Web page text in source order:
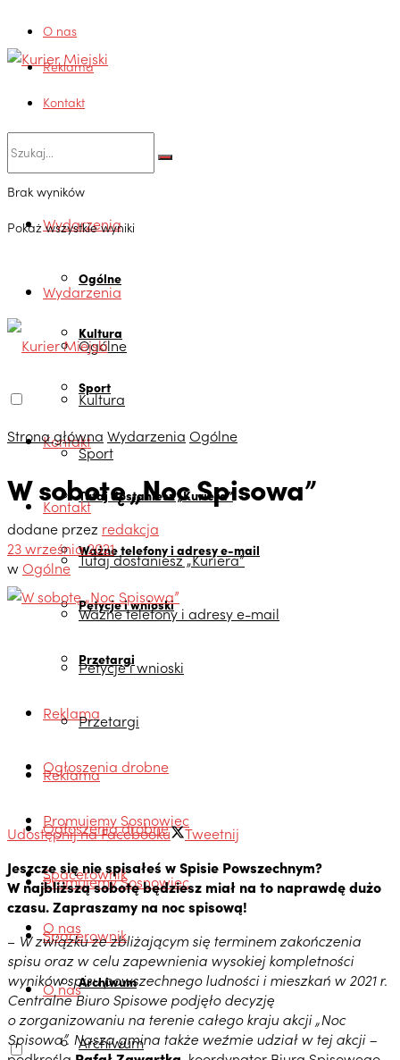
O nas
Reklama
Kontakt
Brak wyników
Pokaż wszystkie wyniki
Wydarzenia
Ogólne
Kultura
Sport
Kontakt
Tutaj dostaniesz „Kuriera”
Ważne telefony i adresy e-mail
Petycje i wnioski
Przetargi
Reklama
Ogłoszenia drobne
Promujemy Sosnowiec
Spacerownik
O nas
Archiwum
Wydarzenia
Ogólne
Kultura
Sport
Kontakt
Tutaj dostaniesz „Kuriera”
Ważne telefony i adresy e-mail
Petycje i wnioski
Przetargi
Reklama
Ogłoszenia drobne
Promujemy Sosnowiec
Spacerownik
O nas
Archiwum
Strona główna Wydarzenia Ogólne
W sobotę „Noc Spisowa”
dodane przez redakcja
23 września 2021
wOgólne
Udostępnij na Facebooku
Tweetnij
Jeszcze się nie spisałeś w Spisie Powszechnym?
W najbliższą sobotę będziesz miał na to naprawdę dużo
czasu. Zapraszamy na noc spisową!
– W związku ze zbliżającym się terminem zakończenia
spisu oraz w celu zapewnienia wysokiej kompletności
wyników spisu powszechnego ludności i mieszkań w 2021 r.
Centralne Biuro Spisowe podjęło decyzję
o zorganizowaniu na terenie całego kraju akcji „Noc
Spisowa”. Nasza gmina także weźmie udział w tej akcji –